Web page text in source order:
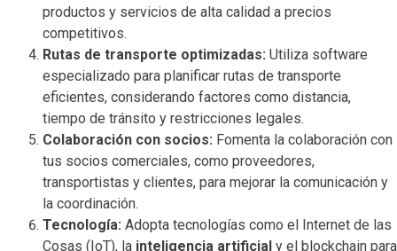
productos y servicios de alta calidad a precios
competitivos.
Rutas de transporte optimizadas: Utiliza software
especializado para planificar rutas de transporte
eficientes, considerando factores como distancia,
tiempo de tránsito y restricciones legales.
Colaboración con socios: Fomenta la colaboración con
tus socios comerciales, como proveedores,
transportistas y clientes, para mejorar la comunicación y
la coordinación.
Tecnología: Adopta tecnologías como el Internet de las
Cosas (IoT), la inteligencia artificial y el blockchain para